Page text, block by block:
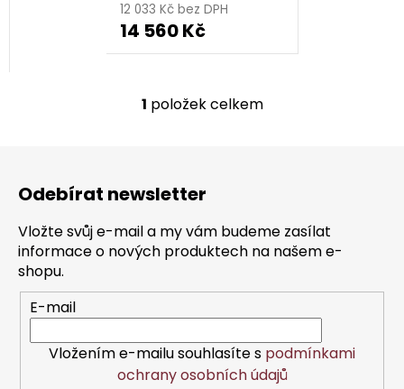
12 033 Kč bez DPH
14 560 Kč
O
d
c
í
r
v
y
v
1 položek celkem
Odebírat newsletter
Vložte svůj e-mail a my vám budeme zasílat
informace o nových produktech na našem e-
shopu.
E-mail
Vložením e-mailu souhlasíte s podmínkami
ochrany osobních údajů